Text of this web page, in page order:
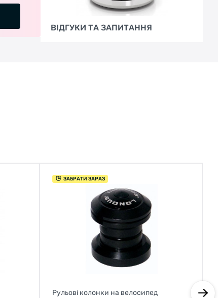
ВІДГУКИ ТА ЗАПИТАННЯ
ЗАБРАТИ ЗАРАЗ
Рульові колонки на велосипед